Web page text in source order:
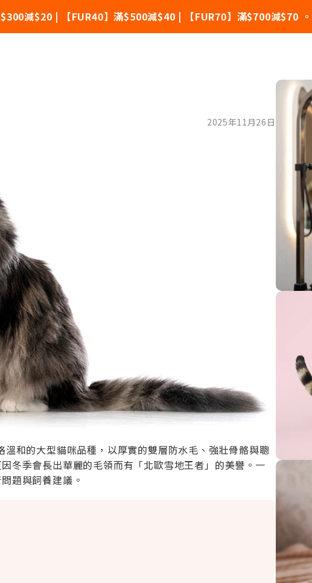
減$20 | 【FUR40】滿$500減$40 | 【FUR70】滿$700減$70
、性格特點、健康問題與飼養
2025年11月26日
和的大型貓咪品種，以厚實的雙層防水毛、強壯骨骼與聰
冬季會長出華麗的毛領而有「北歐雪地王者」的美譽。一
題與飼養建議。